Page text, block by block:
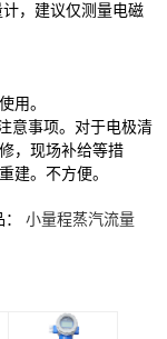
，建议仅测量电磁
用。
意事项。对于电极清
，现场补给等措
建。不方便。
小量程蒸汽流量